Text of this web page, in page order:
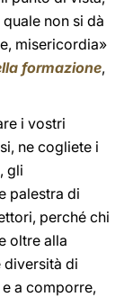
non si dà
misericordia»
formazione,
i vostri
ne cogliete i
gli
palestra di
perché chi
oltre alla
diversità di
a comporre,